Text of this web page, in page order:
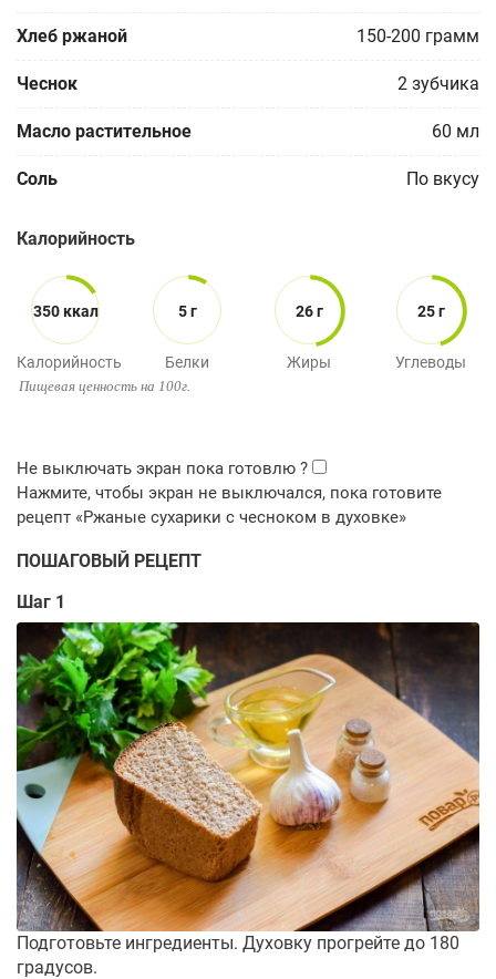
Хлеб ржаной 150-200 грамм
Чеснок 2 зубчика
Масло растительное 60 мл
Соль По вкусу
Калорийность
350 ккал
Калорийность
5 г
Белки
26 г
Жиры
25 г
Углеводы
Пищевая ценность на 100г.
ПОШАГОВЫЙ РЕЦЕПТ
Шаг 1
Подготовьте ингредиенты. Духовку прогрейте до 180
градусов.